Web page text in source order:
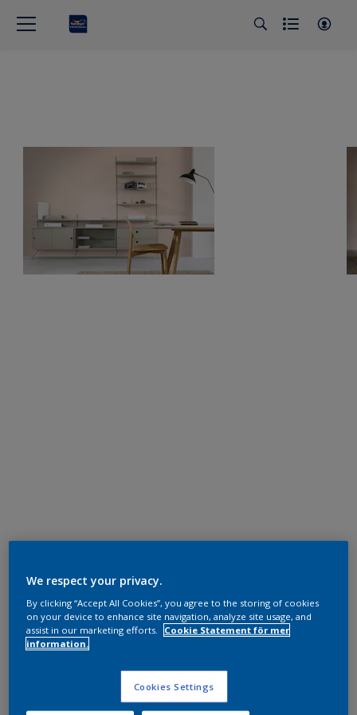
We respect your privacy.
By clicking “Accept All Cookies”, you agree to the storing of cookies
on your device to enhance site navigation, analyze site usage, and
assist in our marketing efforts.
Cookie Statement för mer
information.
Cookies Settings